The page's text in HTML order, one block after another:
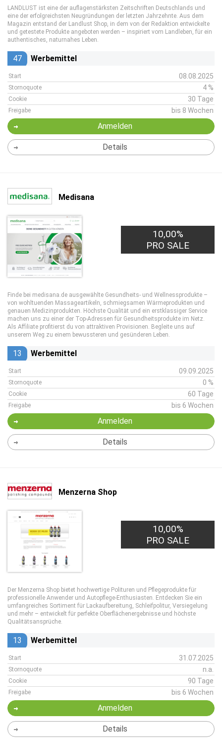
LANDLUST ist eine der auflagenstärksten Zeitschriften Deutschlands und
eine der erfolgreichsten Neugründungen der letzten Jahrzehnte. Aus dem
Magazin entstand der Landlust Shop, in dem von der Redaktion entwickelte
und getestete Produkte angeboten werden – inspiriert vom Landleben, für ein
authentisches, naturnahes Leben.
47 Werbemittel
Start 08.08.2025
Stornoquote 4 %
Cookie 30 Tage
Freigabe bis 8 Wochen
Anmelden
Details
Medisana
10,00%
PRO SALE
Finde bei medisana.de ausgewählte Gesundheits- und Wellnessprodukte –
von wohltuenden Massageartikeln, schmiegsamen Wärmeprodukten und
genauen Medizinprodukten. Höchste Qualität und ein erstklassiger Service
machen uns zu einer der Top-Adressen für Gesundheitsprodukte im Netz.
Als Affiliate profitierst du von attraktiven Provisionen. Begleite uns auf
unserem Weg zu einem bewussteren und gesünderen Leben.
13 Werbemittel
Start 09.09.2025
Stornoquote 0 %
Cookie 60 Tage
Freigabe bis 6 Wochen
Anmelden
Details
Menzerna Shop
10,00%
PRO SALE
Der Menzerna Shop bietet hochwertige Polituren und Pflegeprodukte für
professionelle Anwender und Autopflege-Enthusiasten. Entdecken Sie ein
umfangreiches Sortiment für Lackaufbereitung, Schleifpolitur, Versiegelung
und mehr – entwickelt für perfekte Oberflächenergebnisse und höchste
Qualitätsansprüche.
13 Werbemittel
Start 31.07.2025
Stornoquote n.a.
Cookie 90 Tage
Freigabe bis 6 Wochen
Anmelden
Details